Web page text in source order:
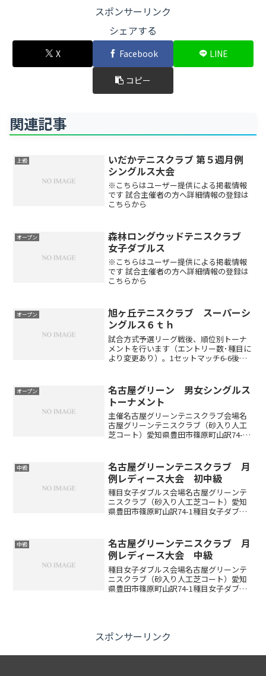
スポンサーリンク
シェアする
X Facebook LINE
コピー
関連記事
上級
いだかテニスクラブ 第５週月例
シングルス大会
※こちらはユーザー提供による掲載情報
です 試合主催者の方へ詳細情報の登録は
こちらから
オープン
森林ロングウッドテニスクラブ
女子ダブルス
※こちらはユーザー提供による掲載情報
です 試合主催者の方へ詳細情報の登録は
こちらから
オープン
旭ヶ丘テニスクラブ スーパーシ
ングルス６ｔｈ
試合方式予選リーグ戦後、順位別トーナ
メントを行います（エントリー数･種目に
より変更あり）。1セットマッチ6-6後タ
車でお越しの方東名高速道路名古屋I.Cよ
り小牧ジャン...
オープン
名古屋グリーン 男女シングルス
トーナメント
主催名古屋グリーンテニスクラブ会場名
古屋グリーンテニスクラブ（砂入り人工
芝コート）愛知県豊田市篠原町山訳74-1
名（定員になり次第、キャンセル待ちと
なります）大会日程...
中級
名古屋グリーンテニスクラブ 月
例レディース大会 初中級
種目女子ダブルス会場名古屋グリーンテ
ニスクラブ（砂入り人工芝コート）愛知
県豊田市篠原町山訳74-1種目女子ダブル
中級レベルの方初級…試合経験の少ない
方※優勝したペアの方...
中級
名古屋グリーンテニスクラブ 月
例レディース大会 中級
種目女子ダブルス会場名古屋グリーンテ
ニスクラブ（砂入り人工芝コート）愛知
県豊田市篠原町山訳74-1種目女子ダブル
スポンサーリンク